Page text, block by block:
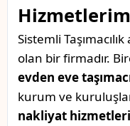
Sistemli
olan bir firmadır.
evden eve
kurum ve
nakliyat hizmetleri